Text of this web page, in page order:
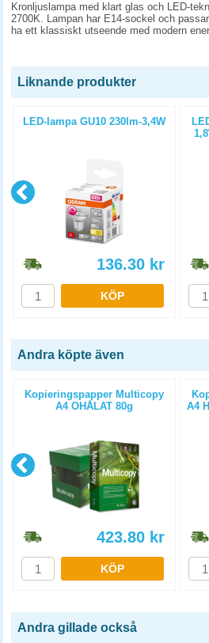
Kronljuslampa med klart glas och LED-
2700K. Lampan har E14-sockel och
ha ett klassiskt utseende med modern
Liknande produkter
LED-lampa GU10 230lm-3,4W
136.30 kr
KÖP
Andra köpte även
Kopieringspapper Multicopy
A4 OHÅLAT 80g
423.80 kr
KÖP
A4
Andra gillade också